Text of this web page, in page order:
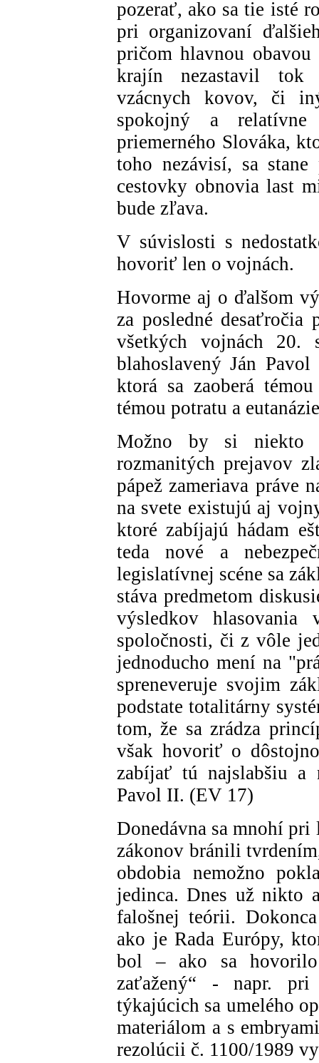
pozerať, ako sa tie isté
pri organizovaní
pričom hlavnou
krajín nezastavil tok
vzácnych kovov, či
spokojný a
priemerného Slováka,
toho nezávisí, sa stane
cestovky obnovia last
bude zľava.
V súvislosti s
hovoriť len o vojnách.
Hovorme aj o ďalšom
za posledné
všetkých vojnách 20.
blahoslavený Ján
ktorá sa zaoberá
témou potratu a
Možno by si niekto
rozmanitých prejavov
pápež zameriava práve
na svete existujú aj
ktoré zabíjajú hádam
teda nové a
legislatívnej scéne sa
stáva predmetom
výsledkov
spoločnosti, či z vôle
jednoducho mení na
spreneveruje svojim
podstate totalitárny
tom, že sa zrádza
však hovoriť o
zabíjať tú najslabšiu a
Pavol II. (EV 17)
Donedávna sa mnohí
zákonov bránili
obdobia nemožno
jedinca. Dnes už nikto
falošnej teórii.
ako je Rada Európy,
bol – ako sa hovorilo
zaťažený“ - napr. pri
týkajúcich sa umelého
materiálom a s
rezolúcii č. 1100/1989